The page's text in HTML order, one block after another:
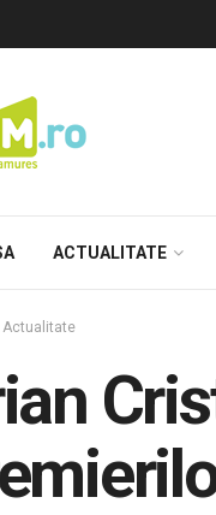
ACTUALITATE
Actualitate